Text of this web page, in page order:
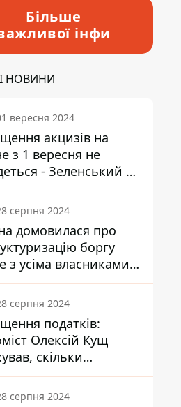
Більше
інфи
НОВИНИ
вересня 2024
акцизів на
з 1 вересня не
- Зеленський не
закон
серпня 2024
домовилася про
боргу
з усіма власниками
що це
для країни
серпня 2024
податків:
Олексій Кущ
скільки
кожен українець
серпня 2024